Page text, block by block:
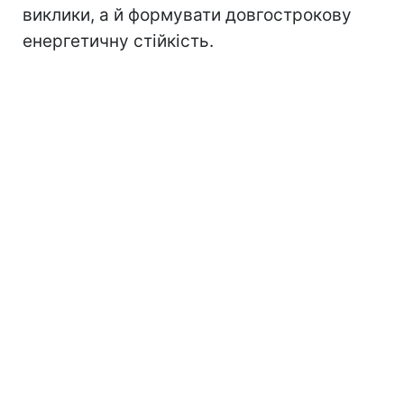
виклики, а й формувати довгострокову
енергетичну стійкість.